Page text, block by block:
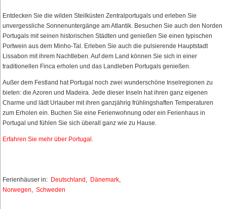
Entdecken Sie die wilden Steilküsten Zentralportugals und erleben Sie
unvergessliche Sonnenuntergänge am Atlantik. Besuchen Sie auch den Norden
Portugals mit seinen historischen Städten und genießen Sie einen typischen
Portwein aus dem Minho-Tal. Erleben Sie auch die pulsierende Hauptstadt
Lissabon mit ihrem Nachtleben. Auf dem Land können Sie sich in einer
traditionellen Finca erholen und das Landleben Portugals genießen.
Außer dem Festland hat Portugal noch zwei wunderschöne Inselregionen zu
bieten: die Azoren und Madeira. Jede dieser Inseln hat ihren ganz eigenen
Charme und lädt Urlauber mit ihren ganzjährig frühlingshaften Temperaturen
zum Erholen ein. Buchen Sie eine Ferienwohnung oder ein Ferienhaus in
Portugal und fühlen Sie sich überall ganz wie zu Hause.
Erfahren Sie mehr über Portugal .
Ferienhäuser in: Deutschland , Dänemark,
Norwegen, Schweden